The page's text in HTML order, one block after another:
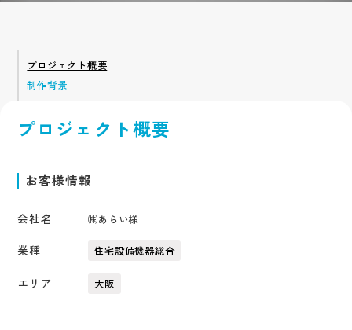
採用系サービス
採用パンフレット制作
企業・営業系サービス
企業動画制作
企業パンフレット制作
採用情報
プロジェクト概要
お客様情報
会社名 ㈱あらい様
業種 住宅設備機器総合
エリア 大阪
プロジェクト概要
制作背景